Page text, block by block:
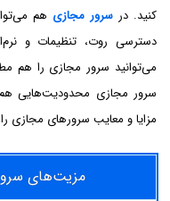
کنید. در سرور مجازی هم
دسترسی روت، تنظیمات و
می‌توانید سرور مجازی را هم
سرور مجازی محدودیت‌هایی هم
مزایا و معایب سرورهای مجازی
مزیت‌های